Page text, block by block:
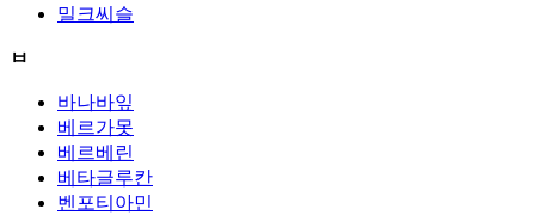
밀크씨슬
ㅂ
바나바잎
베르가못
베르베린
베타글루칸
벤포티아민